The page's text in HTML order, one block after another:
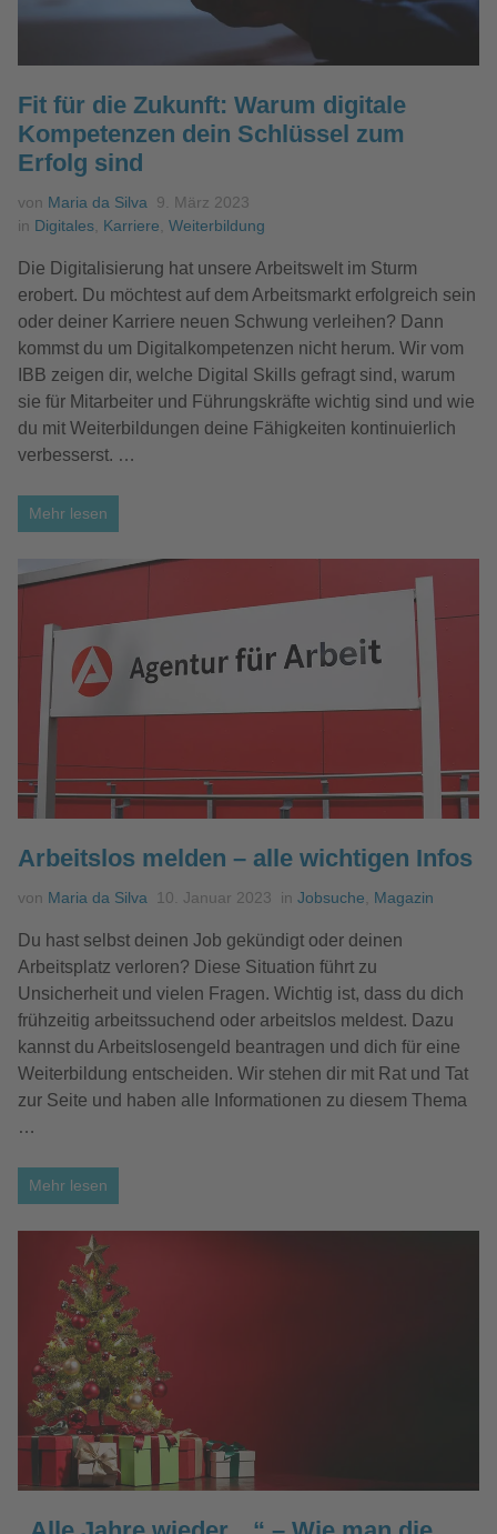
Fit für die Zukunft: Warum digitale
Kompetenzen dein Schlüssel zum
Erfolg sind
von Maria da Silva
9. März 2023
in Digitales Karriere Weiterbildung
Die Digitalisierung hat unsere Arbeitswelt im Sturm
erobert. Du möchtest auf dem Arbeitsmarkt erfolgreich sein
oder deiner Karriere neuen Schwung verleihen? Dann
kommst du um Digitalkompetenzen nicht herum. Wir vom
IBB zeigen dir, welche Digital Skills gefragt sind, warum
sie für Mitarbeiter und Führungskräfte wichtig sind und wie
du mit Weiterbildungen deine Fähigkeiten kontinuierlich
verbesserst. …
Mehr lesen
Arbeitslos melden – alle wichtigen Infos
von Maria da Silva 10. Januar 2023 in Jobsuche Magazin
Du hast selbst deinen Job gekündigt oder deinen
Arbeitsplatz verloren? Diese Situation führt zu
Unsicherheit und vielen Fragen. Wichtig ist, dass du dich
frühzeitig arbeitssuchend oder arbeitslos meldest. Dazu
kannst du Arbeitslosengeld beantragen und dich für eine
Weiterbildung entscheiden. Wir stehen dir mit Rat und Tat
zur Seite und haben alle Informationen zu diesem Thema
…
Mehr lesen